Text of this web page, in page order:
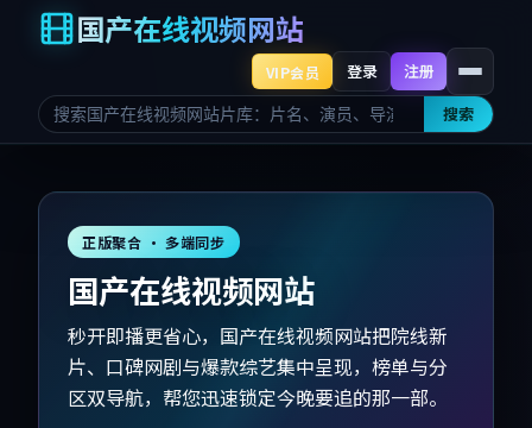
国产在线视频网站
搜索
VIP会员 登录 注册
正版聚合 · 多端同步
国产在线视频网站
秒开即播更省心，国产在线视频网站把院线新
片、口碑网剧与爆款综艺集中呈现，榜单与分
区双导航，帮您迅速锁定今晚要追的那一部。